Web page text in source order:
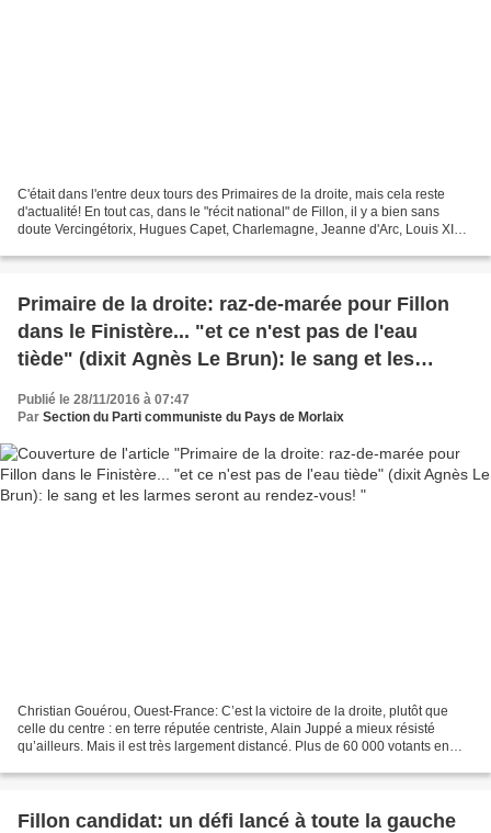
C'était dans l'entre deux tours des Primaires de la droite, mais cela reste
d'actualité! En tout cas, dans le "récit national" de Fillon, il y a bien sans
doute Vercingétorix, Hugues Capet, Charlemagne, Jeanne d'Arc, Louis XIV...
Primaire de la droite: raz-de-marée pour Fillon
dans le Finistère... "et ce n'est pas de l'eau
tiède" (dixit Agnès Le Brun): le sang et les
larmes seront au rendez-vous!
Publié le 28/11/2016 à 07:47
Par Section du Parti communiste du Pays de Morlaix
Christian Gouérou, Ouest-France: C’est la victoire de la droite, plutôt que
celle du centre : en terre réputée centriste, Alain Juppé a mieux résisté
qu’ailleurs. Mais il est très largement distancé. Plus de 60 000 votants en
Fillon candidat: un défi lancé à toute la gauche